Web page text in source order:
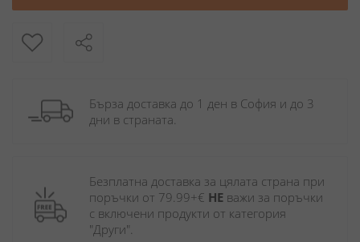
Бърза доставка до 1 ден в София и до 3
дни в страната.
Безплатна доставка за цялата страна при
поръчки от 79.99+€ НЕ важи за поръчки
с включени продукти от категория
"Други".